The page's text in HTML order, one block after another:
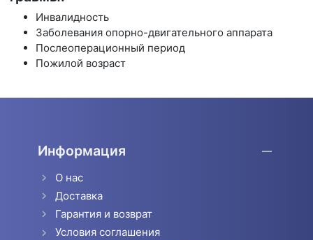
Инвалидность
Заболевания опорно-двигательного аппарата
Послеоперационный период
Пожилой возраст
Информация
О нас
Доставка
Гарантия и возврат
Условия соглашения